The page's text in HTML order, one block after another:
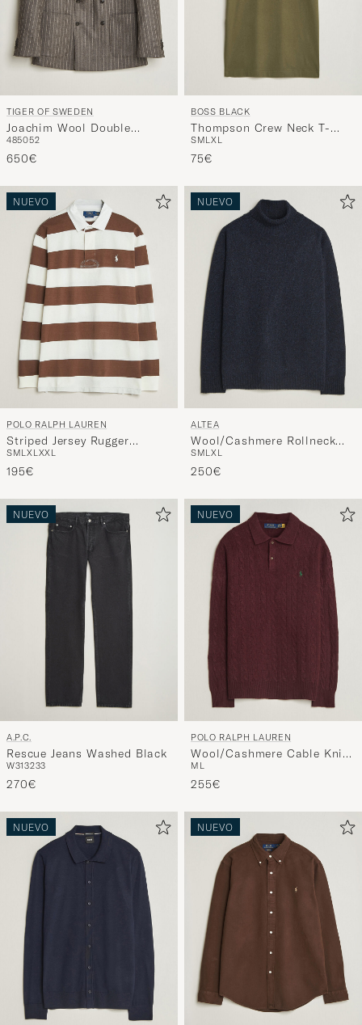
TIGER OF SWEDEN
Joachim Wool Double
Breasted Pinstriped Blazer
Grey Brown
485052
650€
BOSS BLACK
Thompson Crew Neck T-
Shirt Open Green
SMLXL
75€
NUEVO
POLO RALPH LAUREN
Striped Jersey Rugger
Cream/Brown
SMLXLXXL
195€
NUEVO
ALTEA
Wool/Cashmere Rollneck
Navy Melange
SMLXL
250€
NUEVO
A.P.C.
Rescue Jeans Washed Black
W313233
270€
NUEVO
POLO RALPH LAUREN
Wool/Cashmere Cable Knit
Polo Aged Wine Heather
M L
255€
NUEVO NUEVO